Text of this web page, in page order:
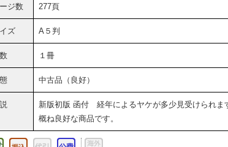
ジ数 277頁
ズ A５判
１冊
中古品（良好）
新版初版 函付 経年によるヤケが多少見受けられま
概ね良好な商品です。